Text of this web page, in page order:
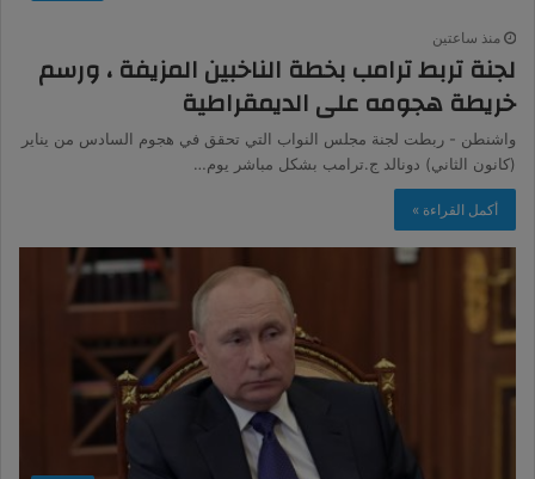
منذ ساعتين
لجنة تربط ترامب بخطة الناخبين المزيفة ، ورسم
خريطة هجومه على الديمقراطية
واشنطن - ربطت لجنة مجلس النواب التي تحقق في هجوم السادس من يناير
(كانون الثاني) دونالد ج.ترامب بشكل مباشر يوم…
أكمل القراءة »